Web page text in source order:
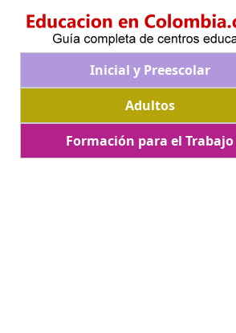
Inicial y Preescolar
Adultos
Formación para el Trabajo